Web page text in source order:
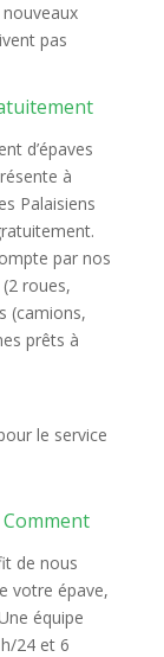
nouveaux
pas
d’épaves
à
Palaisiens
par nos
(2 roues,
(camions,
prêts à
le service
Comment
de nous
votre épave,
équipe
24 et 6